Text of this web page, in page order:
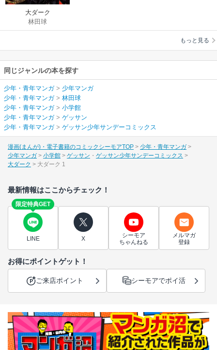
大ダーク
林田球
もっと見る
同じジャンルの本を探す
少年・青年マンガ> 少年マンガ
少年・青年マンガ> 林田球
少年・青年マンガ> 小学館
少年・青年マンガ> ゲッサン
少年・青年マンガ> ゲッサン少年サンデーコミックス
漫画(まんが)・電子書籍のコミックシーモアTOP
少年・青年マンガ
少年マンガ
小学館 ゲッサン
ゲッサン少年サンデーコミックス
大ダーク
大ダーク 1
最新情報はここからチェック！
限定特典GET
LINE X
シーモア
ちゃんねる
メルマガ
登録
お得にポイントゲット！
ご来店ポイント シーモアでポイ活